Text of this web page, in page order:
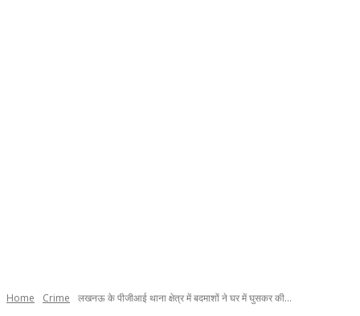
Home Crime लखनऊ के पीजीआई थाना क्षेत्र में बदमाशों ने घर में घुसकर की...